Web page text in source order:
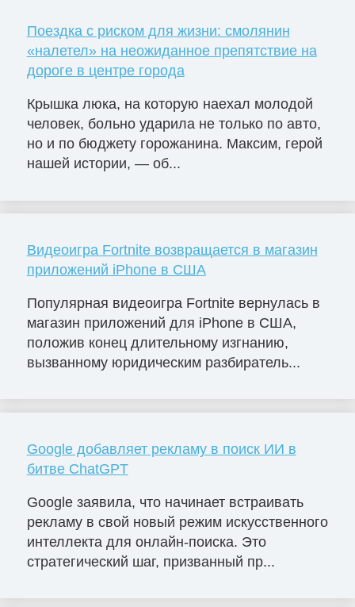
Поездка с риском для жизни: смолянин
«налетел» на неожиданное препятствие на
дороге в центре города
Крышка люка, на которую наехал молодой
человек, больно ударила не только по авто,
но и по бюджету горожанина. Максим, герой
нашей истории, — об...
Видеоигра Fortnite возвращается в магазин
приложений iPhone в США
Популярная видеоигра Fortnite вернулась в
магазин приложений для iPhone в США,
положив конец длительному изгнанию,
вызванному юридическим разбиратель...
Google добавляет рекламу в поиск ИИ в
битве ChatGPT
Google заявила, что начинает встраивать
рекламу в свой новый режим искусственного
интеллекта для онлайн-поиска. Это
стратегический шаг, призванный пр...